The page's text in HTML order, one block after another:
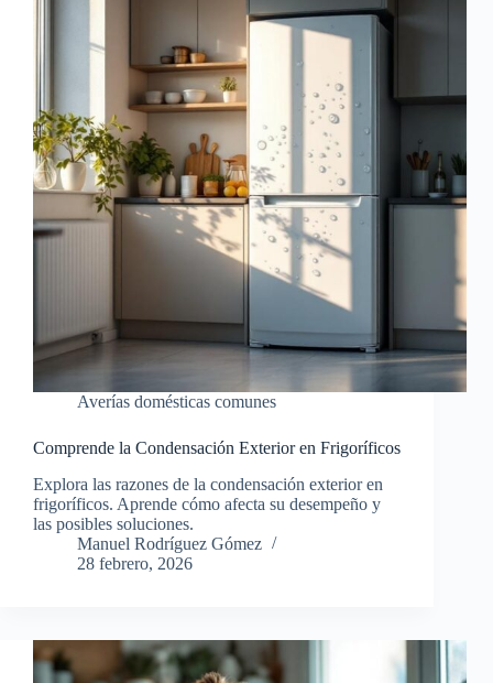
Averías domésticas comunes
Comprende la Condensación Exterior en Frigoríficos
Explora las razones de la condensación exterior en
frigoríficos. Aprende cómo afecta su desempeño y
las posibles soluciones.
Manuel Rodríguez Gómez
28 febrero, 2026